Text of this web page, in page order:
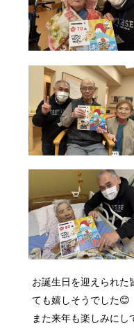
お誕生日を迎えられた
ても嬉しそうでした😊
また来年も楽しみにし